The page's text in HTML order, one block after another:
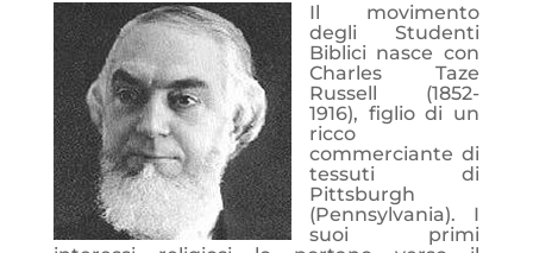
Il movimento
degli Studenti
Biblici nasce con
Charles Taze
Russell (1852-
1916), figlio di un
ricco
commerciante di
tessuti di
Pittsburgh
(Pennsylvania). I
suoi primi